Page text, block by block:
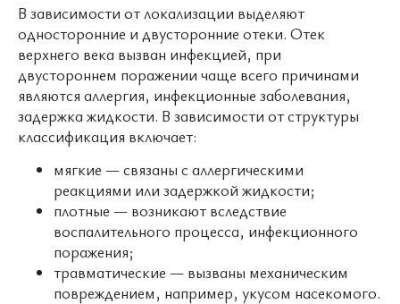
В зависимости от локализации выделяют
односторонние и двусторонние отеки. Отек
верхнего века вызван инфекцией, при
двустороннем поражении чаще всего причинами
являются аллергия, инфекционные заболевания,
задержка жидкости. В зависимости от структуры
классификация включает:
мягкие — связаны с аллергическими
реакциями или задержкой жидкости;
плотные — возникают вследствие
воспалительного процесса, инфекционного
поражения;
травматические — вызваны механическим
повреждением, например, укусом насекомого.